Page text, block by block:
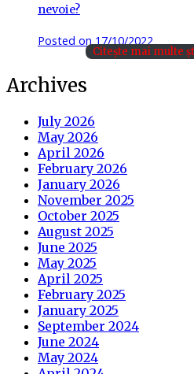
nevoie?
Posted on 17/10/2022
Citește mai multe
Archives
July 2026
May 2026
April 2026
February 2026
January 2026
November 2025
October 2025
August 2025
June 2025
May 2025
April 2025
February 2025
January 2025
September 2024
June 2024
May 2024